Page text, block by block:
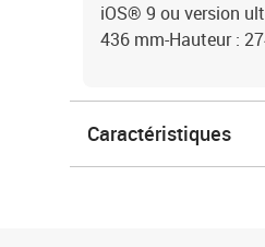
iOS® 9 ou version
436 mm-Hauteur :
Caractéristiques